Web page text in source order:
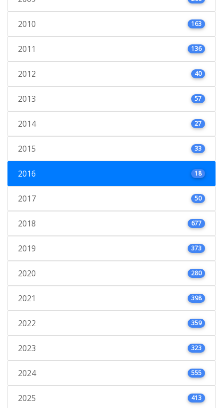
2010 163
2011 136
2012 40
2013 57
2014 27
2015 33
2016 18
2017 50
2018 677
2019 373
2020 280
2021 398
2022 359
2023 323
2024 555
2025 413